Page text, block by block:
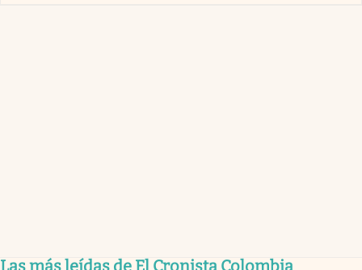
Las más leídas de El Cronista Colombia